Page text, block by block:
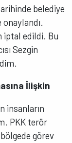
belediye
iptal edildi. Bu
Sezgin
İlişkin
insanların
PKK terör
bölgede görev